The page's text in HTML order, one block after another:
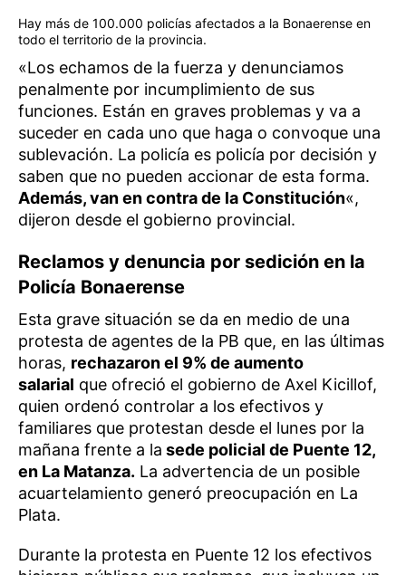
Hay más de 100.000 policías afectados a la Bonaerense en
todo el territorio de la provincia.
«Los echamos de la fuerza y denunciamos
penalmente por incumplimiento de sus
funciones. Están en graves problemas y va a
suceder en cada uno que haga o convoque una
sublevación. La policía es policía por decisión y
saben que no pueden accionar de esta forma.
Además, van en contra de la Constitución«,
dijeron desde el gobierno provincial.
Reclamos y denuncia por sedición en la
Policía Bonaerense
Esta grave situación se da en medio de una
protesta de agentes de la PB que, en las últimas
horas, rechazaron el 9% de aumento
salarial que ofreció el gobierno de Axel Kicillof,
quien ordenó controlar a los efectivos y
familiares que protestan desde el lunes por la
mañana frente a la sede policial de Puente 12,
en La Matanza. La advertencia de un posible
acuartelamiento generó preocupación en La
Plata.
Durante la protesta en Puente 12 los efectivos